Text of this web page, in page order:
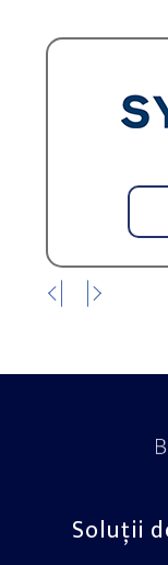
Soluții